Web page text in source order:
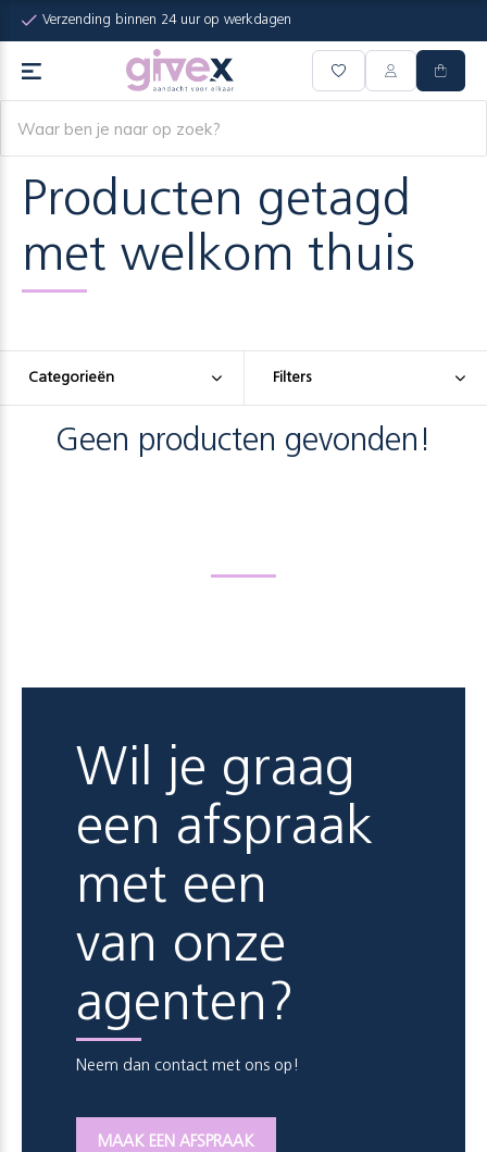
Verzending binnen 24 uur op werkdagen
Producten getagd
met welkom thuis
Categorieën Filters
Geen producten gevonden!
Wil je graag
een afspraak
met een
van onze
agenten?
Neem dan contact met ons op!
MAAK EEN AFSPRAAK